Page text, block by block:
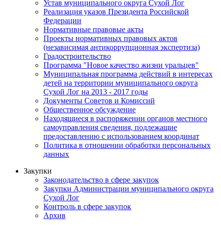
Устав муниципального округа Сухой Лог
Реализация указов Президента Российской
Федерации
Нормативные правовые акты
Проекты нормативных правовых актов
(независимая антикоррупционная экспертиза)
Градостроительство
Программа "Новое качество жизни уральцев"
Муниципальная программа действий в интересах
детей на территории муниципального округа
Сухой Лог на 2013 - 2017 годы
Документы Советов и Комиссий
Общественное обсуждение
Находящиеся в распоряжении органов местного
самоуправления сведения, подлежащие
предоставлению с использованием координат
Политика в отношении обработки персональных
данных
Закупки
Законодательство в сфере закупок
Закупки Администрации муниципального округа
Сухой Лог
Контроль в сфере закупок
Архив